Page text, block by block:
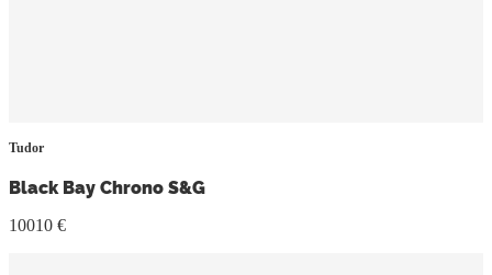
Tudor
Black Bay Chrono S&G
10010 €